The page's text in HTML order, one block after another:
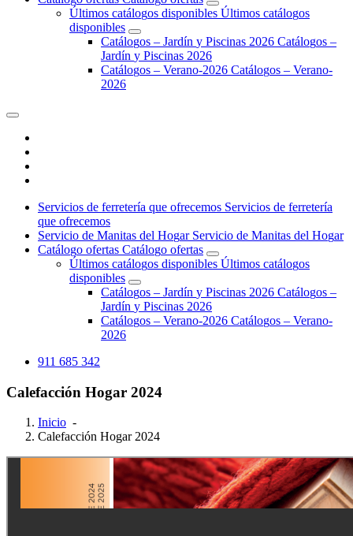
Últimos catálogos disponibles Últimos catálogos
disponibles
Catálogos – Jardín y Piscinas 2026 Catálogos –
Jardín y Piscinas 2026
Catálogos – Verano-2026 Catálogos – Verano-
2026
Servicios de ferretería que ofrecemos Servicios de ferretería
que ofrecemos
Servicio de Manitas del Hogar Servicio de Manitas del Hogar
Catálogo ofertas Catálogo ofertas
Últimos catálogos disponibles Últimos catálogos
disponibles
Catálogos – Jardín y Piscinas 2026 Catálogos –
Jardín y Piscinas 2026
Catálogos – Verano-2026 Catálogos – Verano-
2026
911 685 342
Calefacción Hogar 2024
Inicio -
Calefacción Hogar 2024